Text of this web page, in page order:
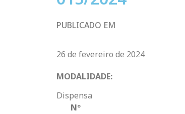
PUBLICADO EM
26 de fevereiro de 2024
MODALIDADE:
Dispensa
Nº